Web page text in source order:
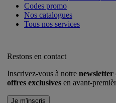
Codes promo
Nos catalogues
Tous nos services
Restons en contact
Inscrivez-vous à notre newsletter
offres exclusives en avant-